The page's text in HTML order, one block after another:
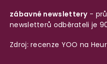
zábavné newslettery-
newsletterů odběrateli je
Zdroj: recenze YOO na